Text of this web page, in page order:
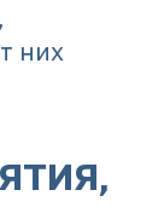
них